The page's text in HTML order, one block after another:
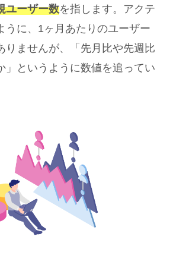
ユーザー数を指します。アクテ
うに、1ヶ月あたりのユーザー
りませんが、「先月比や先週比
」というように数値を追ってい